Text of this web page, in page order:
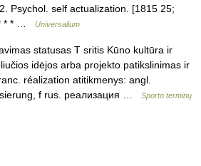
Psychol. self actualization. [1815 25;
* * * …
Universalium
statusas T sritis Kūno kultūra ir
idėjos arba projekto patikslinimas ir
réalization atitikmenys: angl.
f rus. реализация …
Sporto terminų